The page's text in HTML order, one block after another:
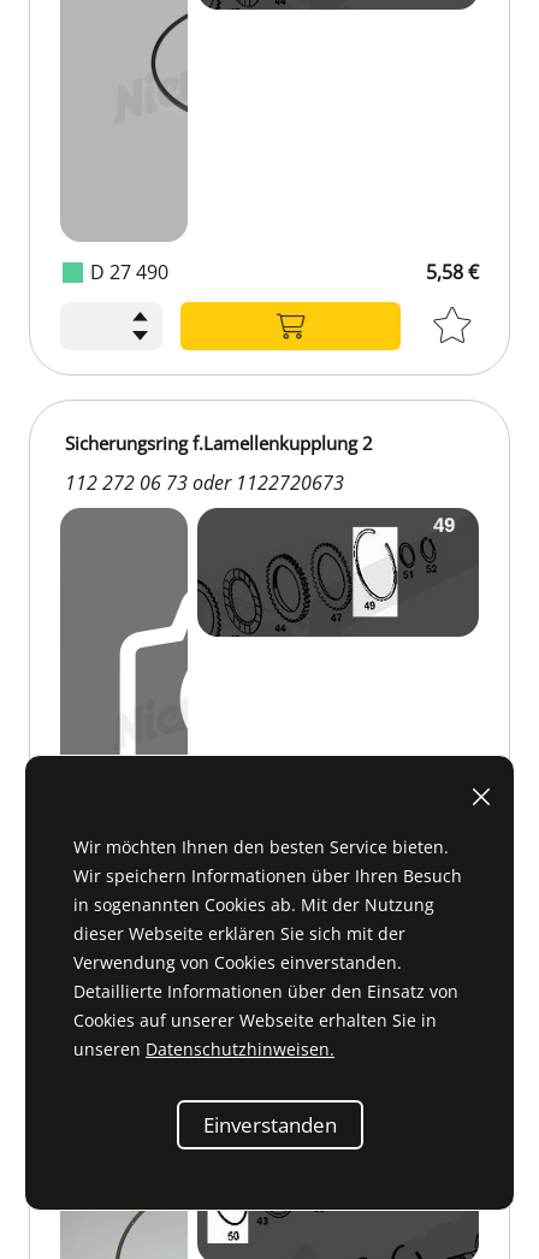
D 27 490 5,58 €
D 27 491
Sicherungsring f.Lamellenkupplung 2
112 272 06 73 oder 1122720673
auf Anfrage
auf Anfrage
112 994 00 39 oder 1129940039
Wir möchten Ihnen den besten Service bieten.
Wir speichern Informationen über Ihren Besuch
in sogenannten Cookies ab. Mit der Nutzung
dieser Webseite erklären Sie sich mit der
Verwendung von Cookies einverstanden.
Detaillierte Informationen über den Einsatz von
Cookies auf unserer Webseite erhalten Sie in
unseren Datenschutzhinweisen.
Einverstanden